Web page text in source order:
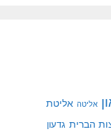
אליטה אליטת
הברית גדעון